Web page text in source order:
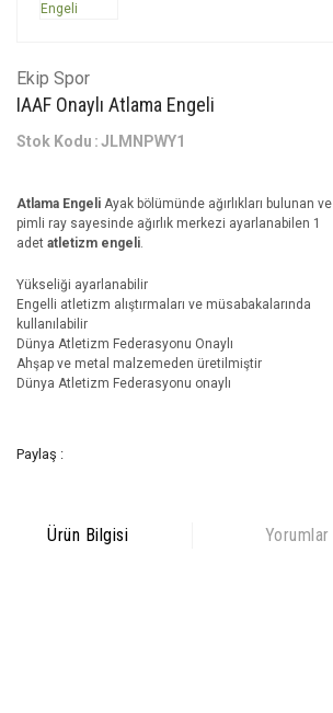
Ekip Spor
IAAF Onaylı Atlama Engeli
Stok Kodu JLMNPWY1
Atlama Engeli Ayak bölümünde ağırlıkları bulunan ve
pimli ray sayesinde ağırlık merkezi ayarlanabilen 1
adet atletizm engeli
Yükseliği ayarlanabilir
Engelli atletizm alıştırmaları ve müsabakalarında
kullanılabilir
Dünya Atletizm Federasyonu Onaylı
Ahşap ve metal malzemeden üretilmiştir
Dünya Atletizm Federasyonu onaylı
Paylaş :
Ürün Bilgisi Yorumlar